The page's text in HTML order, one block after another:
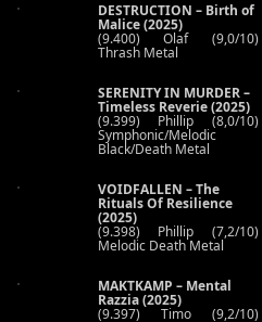
DESTRUCTION – Birth of
Malice (2025)
(9.400) Olaf (9,0/10)
Thrash Metal
SERENITY IN MURDER –
Timeless Reverie (2025)
(9.399) Phillip (8,0/10)
Symphonic/Melodic
Black/Death Metal
VOIDFALLEN – The
Rituals Of Resilience
(2025)
(9.398) Phillip (7,2/10)
Melodic Death Metal
MAKTKAMP – Mental
Razzia (2025)
(9.397) Timo (9,2/10)